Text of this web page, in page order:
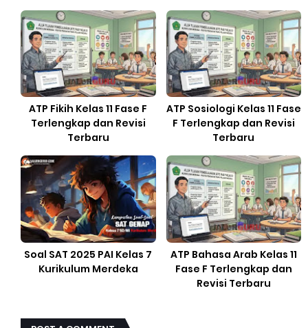
ATP Fikih Kelas 11 Fase F
Terlengkap dan Revisi
Terbaru
ATP Sosiologi Kelas 11 Fase
F Terlengkap dan Revisi
Terbaru
Soal SAT 2025 PAI Kelas 7
Kurikulum Merdeka
ATP Bahasa Arab Kelas 11
Fase F Terlengkap dan
Revisi Terbaru